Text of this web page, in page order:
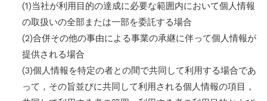
(1)当社が利用目的の達成に必要な範囲内において個人情報
の取扱いの全部または一部を委託する場合
(2)合併その他の事由による事業の承継に伴って個人情報が
提供される場合
(3)個人情報を特定の者との間で共同して利用する場合であ
って，その旨並びに共同して利用される個人情報の項目，